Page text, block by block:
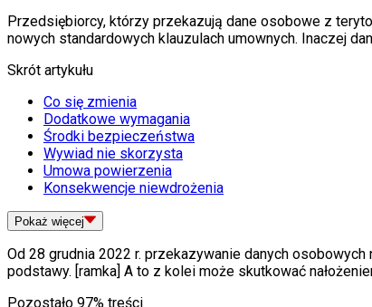
Przedsiębiorcy, którzy przekazują dane osobowe z
nowych standardowych klauzulach umownych. Inaczej
Skrót artykułu
Co się zmienia
Dodatkowe wymagania
Środki bezpieczeństwa
Wywiad nie skorzysta
Umowa powierzenia
Konsekwencje niewdrożenia
Pokaż więcej
Od 28 grudnia 2022 r. przekazywanie danych osobowych
podstawy. [ramka] A to z kolei może skutkować
Pozostało 97% treści